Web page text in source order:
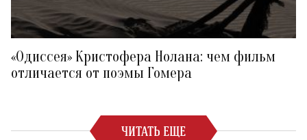
«Одиссея» Кристофера Нолана: чем фильм
отличается от поэмы Гомера
ЧИТАТЬ ЕЩЕ